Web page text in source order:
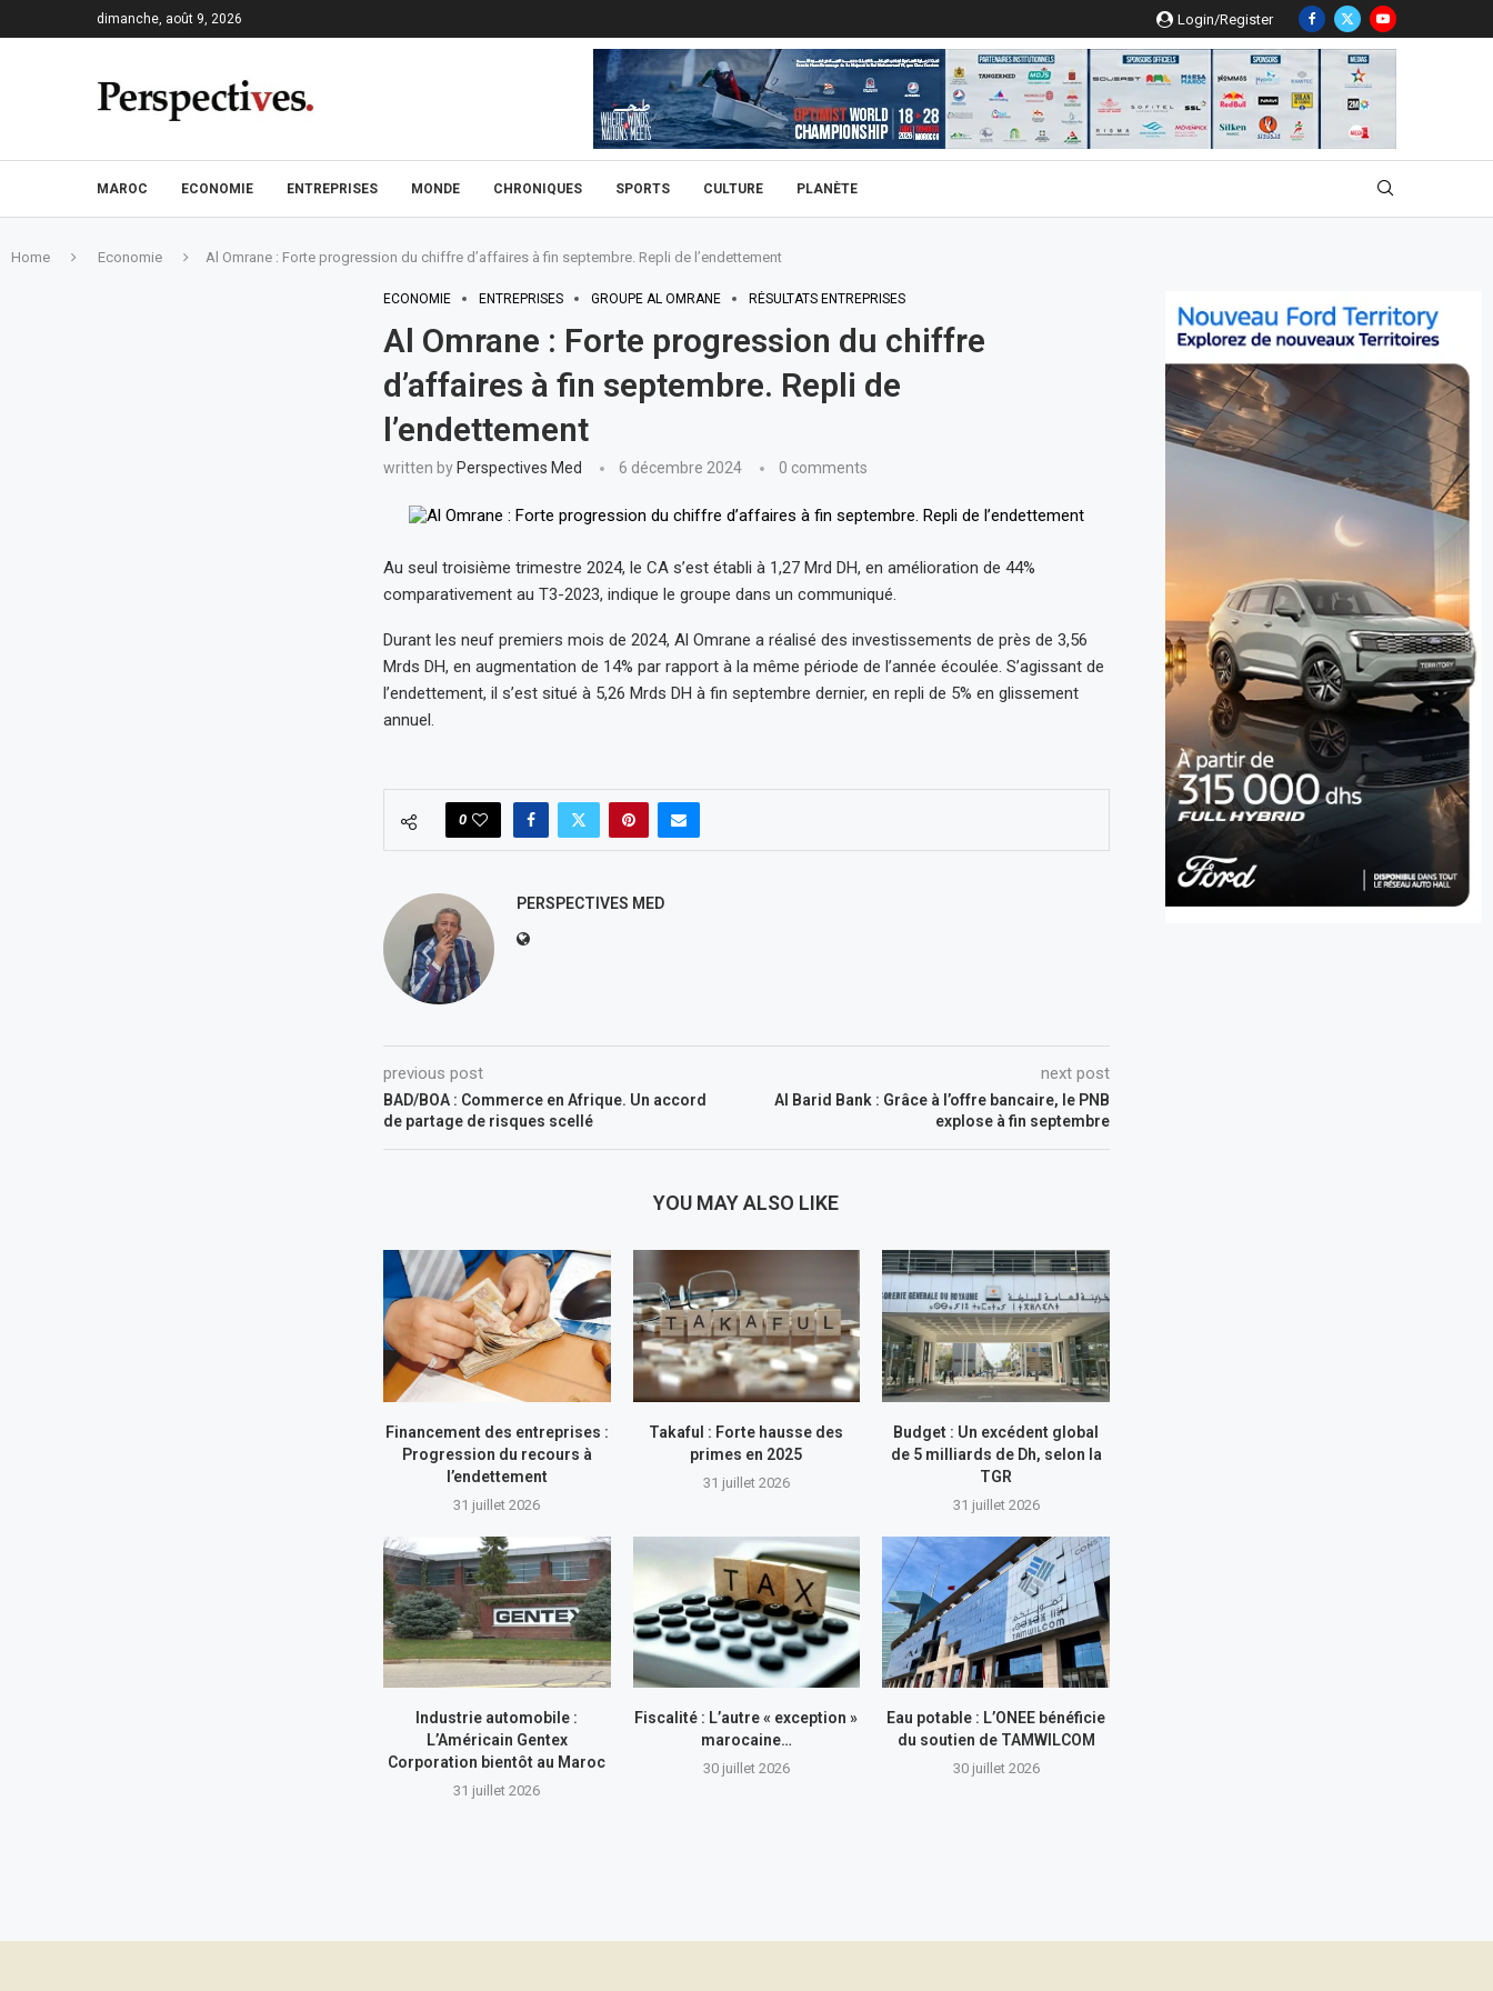
dimanche, août 9, 2026 Login/Register
MAROC ECONOMIE ENTREPRISES MONDE CHRONIQUES SPORTS CULTURE PLANÈTE
Home Economie Al Omrane : Forte progression du chiffre d’affaires à fin septembre. Repli de l’endettement
ECONOMIE ENTREPRISES GROUPE AL OMRANE RÉSULTATS ENTREPRISES
Al Omrane : Forte progression du chiffre
d’affaires à fin septembre. Repli de
l’endettement
written by Perspectives Med 6 décembre 2024 0 comments
Au seul troisième trimestre 2024, le CA s’est établi à 1,27 Mrd DH, en amélioration de 44%
comparativement au T3-2023, indique le groupe dans un communiqué.
Durant les neuf premiers mois de 2024, Al Omrane a réalisé des investissements de près de 3,56
Mrds DH, en augmentation de 14% par rapport à la même période de l’année écoulée. S’agissant de
l’endettement, il s’est situé à 5,26 Mrds DH à fin septembre dernier, en repli de 5% en glissement
annuel.
0
PERSPECTIVES MED
previous post
BAD/BOA : Commerce en Afrique. Un accord
de partage de risques scellé
next post
Al Barid Bank : Grâce à l’offre bancaire, le PNB
explose à fin septembre
YOU MAY ALSO LIKE
Financement des entreprises :
Progression du recours à
l’endettement
31 juillet 2026
Takaful : Forte hausse des
primes en 2025
31 juillet 2026
Budget : Un excédent global
de 5 milliards de Dh, selon la
TGR
31 juillet 2026
Industrie automobile :
L’Américain Gentex
Corporation bientôt au Maroc
31 juillet 2026
Fiscalité : L’autre « exception »
marocaine…
30 juillet 2026
Eau potable : L’ONEE bénéficie
du soutien de TAMWILCOM
30 juillet 2026